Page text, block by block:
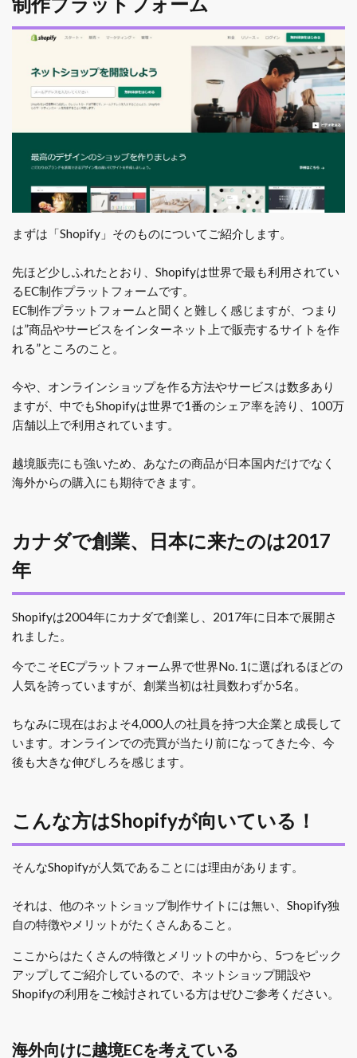
まずは「Shopify」そのものについてご紹介します。
先ほど少しふれたとおり、Shopifyは世界で最も利用されてい
るEC制作プラットフォームです。
EC制作プラットフォームと聞くと難しく感じますが、つまり
は”商品やサービスをインターネット上で販売するサイトを作
れる”ところのこと。
今や、オンラインショップを作る方法やサービスは数多あり
ますが、中でもShopifyは世界で1番のシェア率を誇り、100万
店舗以上で利用されています。
越境販売にも強いため、あなたの商品が日本国内だけでなく
海外からの購入にも期待できます。
カナダで創業、日本に来たのは2017
年
Shopifyは2004年にカナダで創業し、2017年に日本で展開さ
れました。
今でこそECプラットフォーム界で世界No. 1に選ばれるほどの
人気を誇っていますが、創業当初は社員数わずか5名。
ちなみに現在はおよそ4,000人の社員を持つ大企業と成長して
います。オンラインでの売買が当たり前になってきた今、今
後も大きな伸びしろを感じます。
こんな方はShopifyが向いている！
そんなShopifyが人気であることには理由があります。
それは、他のネットショップ制作サイトには無い、Shopify独
自の特徴やメリットがたくさんあること。
ここからはたくさんの特徴とメリットの中から、5つをピック
アップしてご紹介しているので、ネットショップ開設や
Shopifyの利用をご検討されている方はぜひご参考ください。
海外向けに越境ECを考えている